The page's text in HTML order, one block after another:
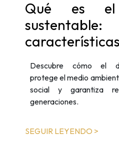
Qué es el
Descubre cómo el
protege el medio
social y garantiza
generaciones.
SEGUIR LEYENDO >